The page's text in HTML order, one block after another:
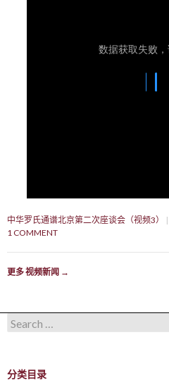
中华罗氏通谱北京第二次座谈会（视频3）
1 COMMENT
更多 视频新闻 →
Search for:
分类目录